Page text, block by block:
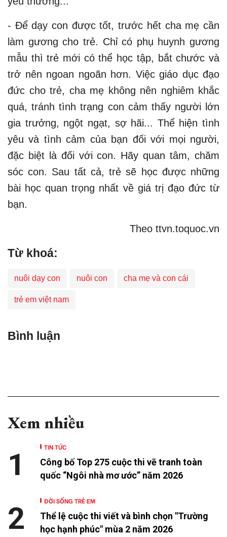
- Để dạy con được tốt, trước hết cha mẹ cần
làm gương cho trẻ. Chỉ có phụ huynh gương
mẫu thì trẻ mới có thể học tập, bắt chước và
trở nên ngoan ngoãn hơn. Việc giáo dục đạo
đức cho trẻ, cha mẹ không nên nghiêm khắc
quá, tránh tình trạng con cảm thấy người lớn
gia trưởng, ngột ngạt, sợ hãi... Thể hiện tình
yêu và tình cảm của bạn đối với mọi người,
đặc biệt là đối với con. Hãy quan tâm, chăm
sóc con. Sau tất cả, trẻ sẽ học được những
bài học quan trọng nhất về giá trị đạo đức từ
bạn.
Theo ttvn.toquoc.vn
Từ khoá:
nuôi dạy con nuôi con cha mẹ và con cái
trẻ em việt nam
Bình luận
Xem nhiều
TIN TỨC
Công bố Top 275 cuộc thi vẽ tranh toàn
quốc “Ngôi nhà mơ ước” năm 2026
1
ĐỜI SỐNG TRẺ EM
Thể lệ cuộc thi viết và bình chọn "Trường
học hạnh phúc" mùa 2 năm 2026
2